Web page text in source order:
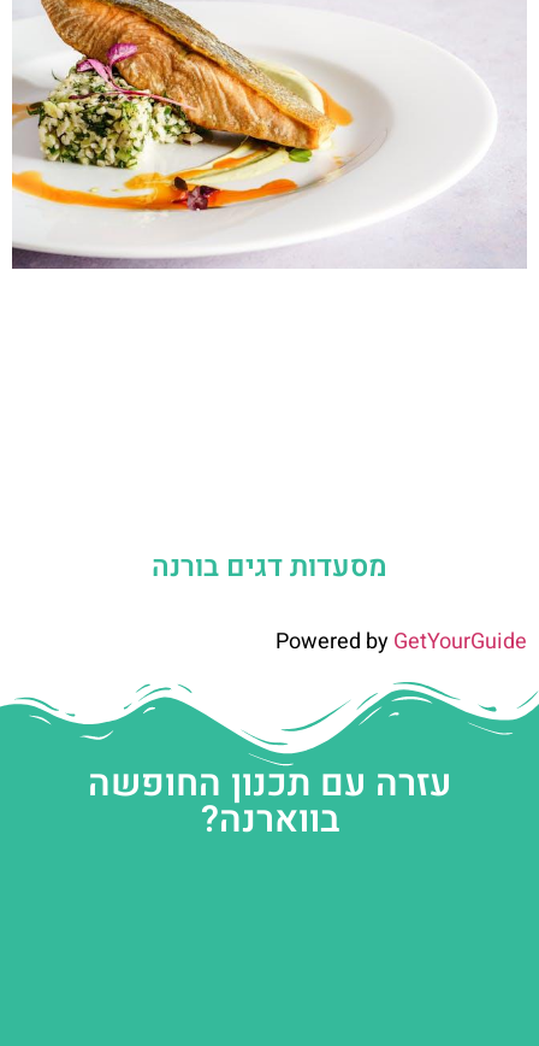
מסעדות דגים בורנה
Powered byGetYourGuide
עזרה עם תכנון החופשה
בווארנה?